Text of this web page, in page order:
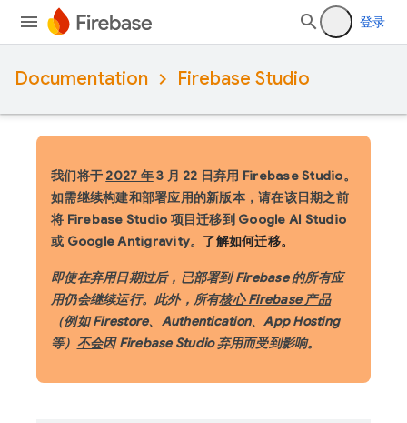
登录
Documentation Firebase Studio
我们将于 2027 年3 月 22 日弃用 Firebase Studio。
如需继续构建和部署应用的新版本，请在该日期之前
将 Firebase Studio 项目迁移到 Google AI Studio
或 Google Antigravity。 了解如何迁移。
即使在弃用日期过后，已部署到 Firebase 的所有应
用仍会继续运行。此外，所有核心 Firebase 产品
（例如 Firestore、Authentication、App Hosting
等） 不会因 Firebase Studio 弃用而受到影响。